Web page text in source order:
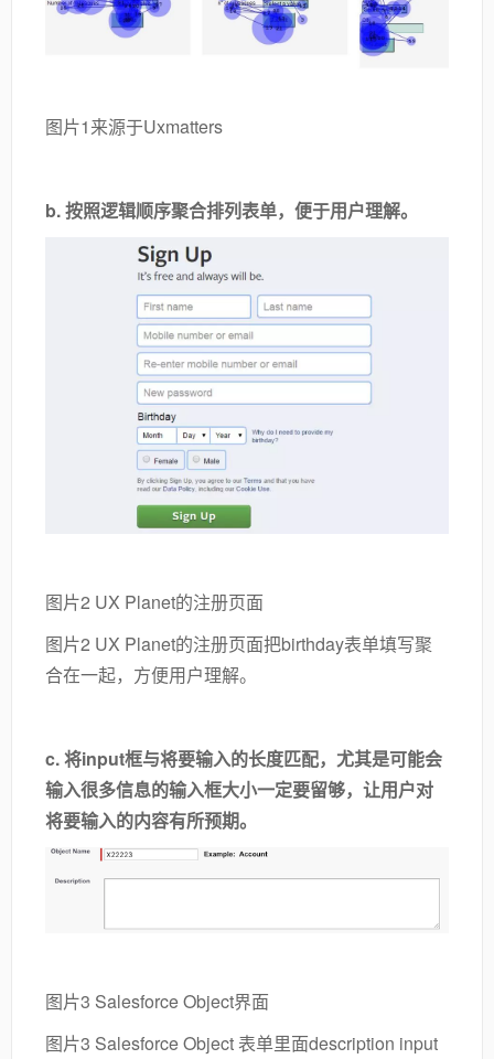
图片1来源于Uxmatters
b. 按照逻辑顺序聚合排列表单，便于用户理解。
图片2 UX Planet的注册页面
图片2 UX Planet的注册页面把birthday表单填写聚
合在一起，方便用户理解。
c. 将input框与将要输入的长度匹配，尤其是可能会
输入很多信息的输入框大小一定要留够，让用户对
将要输入的内容有所预期。
图片3 Salesforce Object界面
图片3 Salesforce Object 表单里面description input